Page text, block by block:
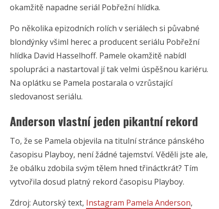
okamžitě napadne seriál Pobřežní hlídka.
Po několika epizodních rolích v seriálech si půvabné
blondýnky všiml herec a producent seriálu Pobřežní
hlídka David Hasselhoff. Pamele okamžitě nabídl
spolupráci a nastartoval jí tak velmi úspěšnou kariéru.
Na oplátku se Pamela postarala o vzrůstající
sledovanost seriálu.
Anderson vlastní jeden pikantní rekord
To, že se Pamela objevila na titulní stránce pánského
časopisu Playboy, není žádné tajemství. Věděli jste ale,
že obálku zdobila svým tělem hned třináctkrát? Tím
vytvořila dosud platný rekord časopisu Playboy.
Zdroj: Autorský text, Instagram Pamela Anderson,